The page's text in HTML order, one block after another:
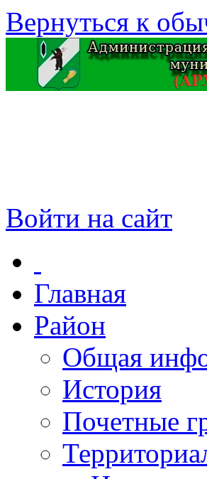
Вернуться к
Войти на сайт
Главная
Район
Общая
История
Почетные